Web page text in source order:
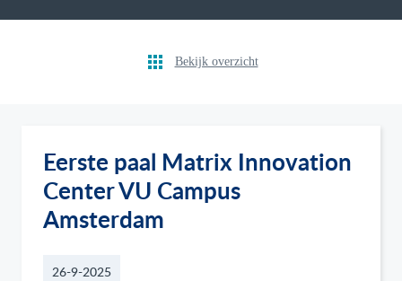
Bekijk overzicht
Eerste paal Matrix Innovation
Center VU Campus
Amsterdam
26-9-2025